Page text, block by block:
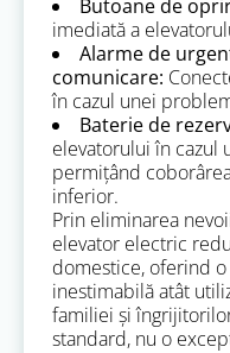
Butoane de
imediată a
Alarme de
comunicare:
în cazul unei
Baterie de
elevatorului în cazul
permițând
inferior.
Prin eliminarea
elevator electric
domestice, oferind
inestimabilă atât
familiei și
standard, nu o